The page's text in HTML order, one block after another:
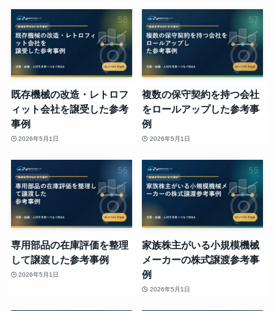
既存機械の改造・レトロフ
ィット会社を譲受した参考
事例
2026年5月1日
複数の保守契約を持つ会社
をロールアップした参考事
例
2026年5月1日
専用部品の在庫評価を整理
して譲渡した参考事例
2026年5月1日
家族株主がいる小規模機械
メーカーの株式譲渡参考事
例
2026年5月1日